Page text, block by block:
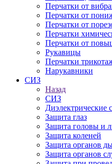
Перчатки от
Перчатки от
Перчатки от
Перчатки
Перчатки от
Рукавицы
Перчатки
Нарукавники
СИЗ
Назад
СИЗ
Диэлектрические
Защита глаз
Защита головы и
Защита коленей
Защита органов
Защита органов